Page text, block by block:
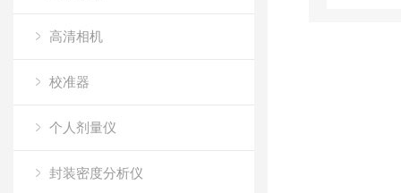
高清相机
校准器
个人剂量仪
封装密度分析仪